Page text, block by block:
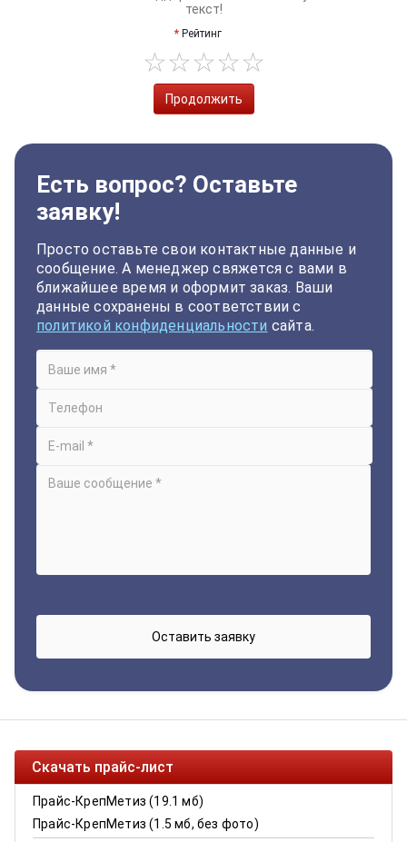
текст!
Рейтинг
Продолжить
Есть вопрос? Оставьте
заявку!
Просто оставьте свои контактные данные и
сообщение. А менеджер свяжется с вами в
ближайшее время и оформит заказ. Ваши
данные сохранены в соответствии с
политикой конфиденциальности сайта.
Скачать прайс-лист
Прайс-КрепМетиз (19.1 мб)
Прайс-КрепМетиз (1.5 мб, без фото)